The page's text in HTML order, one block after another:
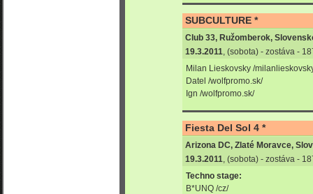
SUBCULTURE *
Club 33, Ružomberok,
19.3.2011, (sobota) - zostáva -
Milan Lieskovsky /
Datel /wolfpromo.sk/
Ign /wolfpromo.sk/
Fiesta Del Sol 4 *
Arizona DC, Zlaté Moravce,
19.3.2011, (sobota) - zostáva -
Techno stage:
B*UNQ /cz/